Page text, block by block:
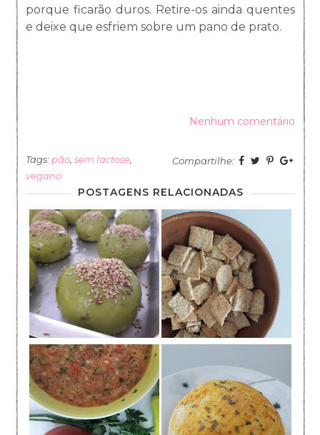
porque ficarão duros. Retire-os ainda quentes
e deixe que esfriem sobre um pano de prato.
Nenhum comentário
Tags: pão ,sem lactose
vegano
Compartilhe:
POSTAGENS RELACIONADAS